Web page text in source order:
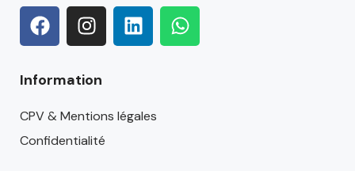
Information
CPV & Mentions légales
Confidentialité